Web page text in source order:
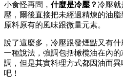
小食怪再問， 什麼是冷壓？冷壓就
壓，爾後直接把未經過精煉的油
原料原有的風味跟微量元素。
說了這麼多，冷壓跟發煙點又有
一種說法，強調包括橄欖油在內
調，但是其實料理方式都因油而
吧！